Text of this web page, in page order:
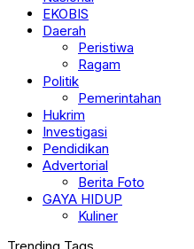
EKOBIS
Daerah
Peristiwa
Ragam
Politik
Pemerintahan
Hukrim
Investigasi
Pendidikan
Advertorial
Berita Foto
GAYA HIDUP
Kuliner